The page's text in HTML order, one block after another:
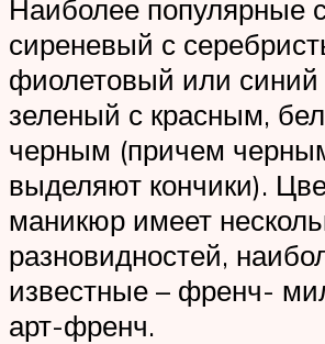
Наиболее популярные
сиреневый с
фиолетовый или синий
зеленый с красным,
черным (причем
выделяют кончики).
маникюр имеет
разновидностей,
известные – френч-
арт-френч.